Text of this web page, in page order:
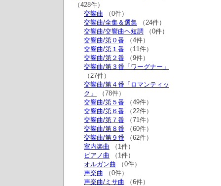
（428件）
交響曲 （0件）
交響曲/全集＆選集 （24件）
交響曲/交響曲ヘ短調 （0件）
交響曲/第０番 （4件）
交響曲/第１番 （11件）
交響曲/第２番 （9件）
交響曲/第３番「ワーグナー」
（27件）
交響曲/第４番「ロマンティッ
ク」
（78件）
交響曲/第５番 （49件）
交響曲/第６番 （22件）
交響曲/第７番 （71件）
交響曲/第８番 （60件）
交響曲/第９番 （62件）
室内楽曲 （1件）
ピアノ曲 （1件）
オルガン曲 （0件）
声楽曲 （0件）
声楽曲/ミサ曲 （6件）